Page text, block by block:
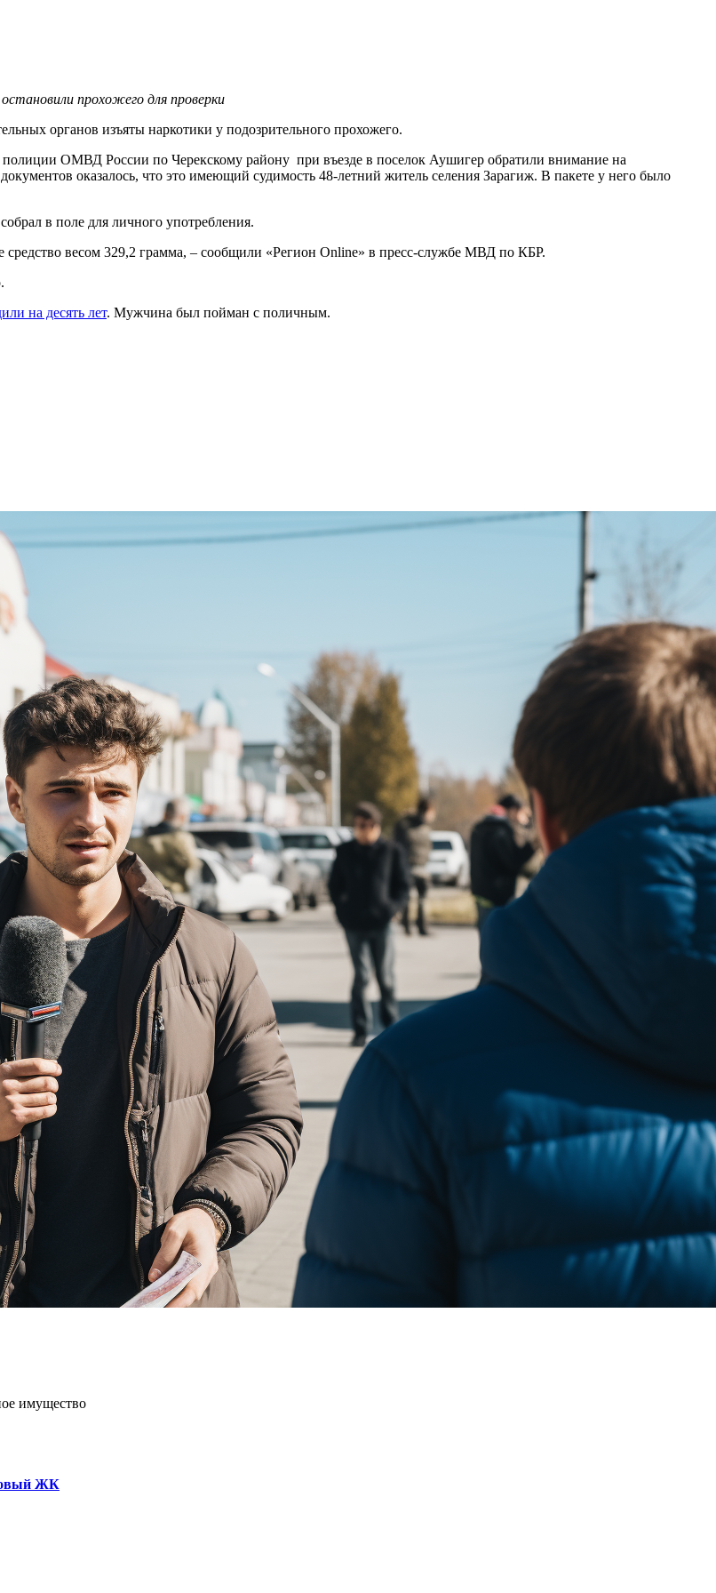
прохожего для проверки
органов изъяты наркотики у подозрительного прохожего.
ОМВД России по Черекскому району при въезде в поселок Аушигер обратили внимание на
оказалось, что это имеющий судимость 48-летний житель селения Зарагиж. В пакете у него было
в поле для личного употребления.
средство весом 329,2 грамма, – сообщили «Регион Online» в пресс-службе МВД по КБР.
на десять лет. Мужчина был пойман с поличным.
имущество
ЖК